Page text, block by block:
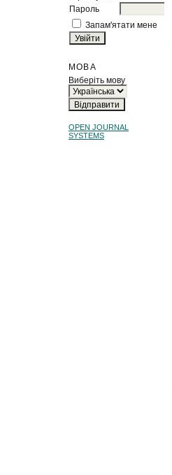
Пароль
Запам'ятати мене
МОВА
Виберіть мову
OPEN JOURNAL
SYSTEMS